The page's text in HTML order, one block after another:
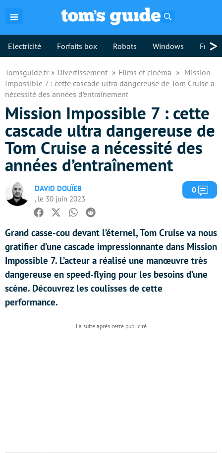
Electricité Forfaits box Robots Windows >
Tomsguide.fr Divertissement Films et cinéma
Mission
Impossible 7 : cette cascade ultra dangereuse de Tom Cruise a
nécessité des années d’entraînement
Mission Impossible 7 : cette
cascade ultra dangereuse de
Tom Cruise a nécessité des
années d’entraînement
DAVID DOUÏEB
, le 30 juin 2023
0
Facebook
TwitterWhatsapp
Reddit
Grand casse-cou devant l’éternel, Tom Cruise va nous
gratifier d’une cascade impressionnante dans Mission
Impossible 7. L’acteur a réalisé une manœuvre très
dangereuse en speed-flying pour les besoins d’une
scène. Découvrez les coulisses de cette
performance.